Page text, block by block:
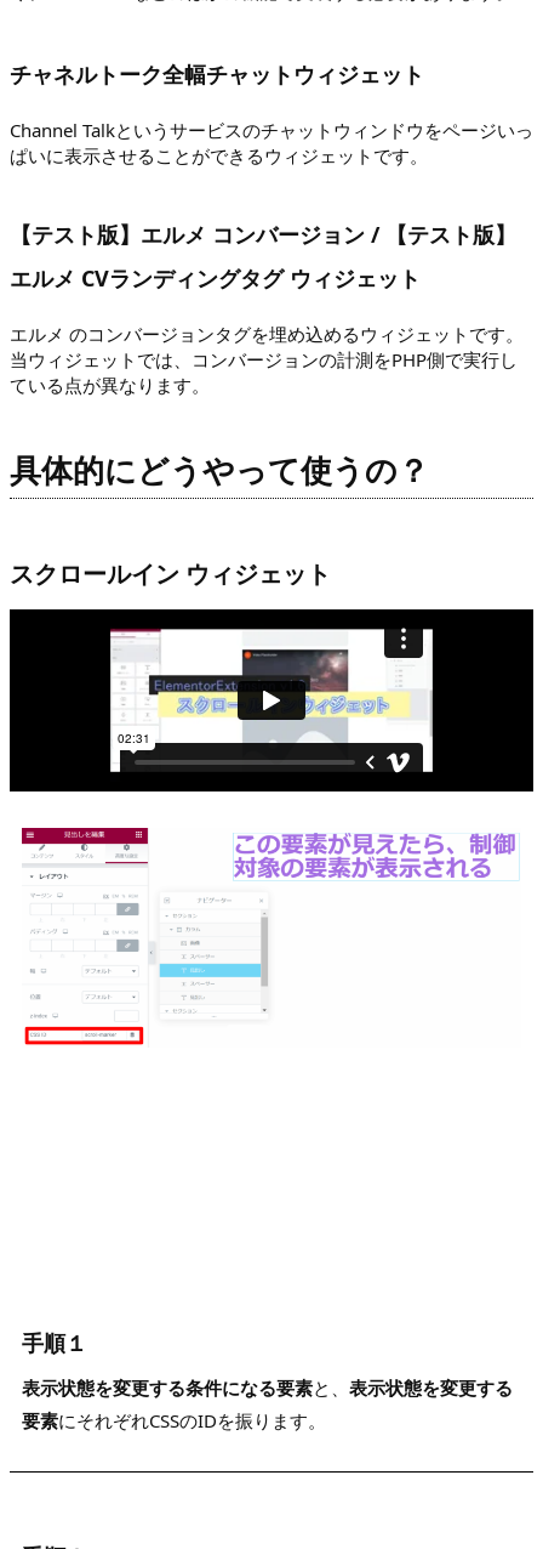
チャネルトーク全幅チャットウィジェット
Channel Talkというサービスのチャットウィンドウをページいっ
ぱいに表示させることができるウィジェットです。
【テスト版】エルメ コンバージョン / 【テスト版】
エルメ CVランディングタグ ウィジェット
エルメ のコンバージョンタグを埋め込めるウィジェットです。
当ウィジェットでは、コンバージョンの計測をPHP側で実行し
ている点が異なります。
具体的にどうやって使うの？
スクロールイン ウィジェット
手順１
表示状態を変更する条件になる要素と、 表示状態を変更する
要素にそれぞれCSSのIDを振ります。